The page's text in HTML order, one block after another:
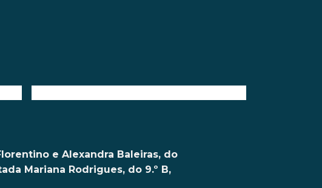
e Alexandra Baleiras, do
Mariana Rodrigues, do 9.º B,